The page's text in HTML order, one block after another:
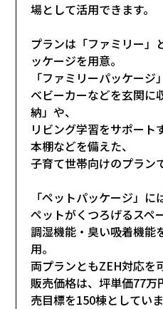
場として活用できます。
プランは「ファミリー」
ッケージを用意。
「ファミリーパッケージ
ベビーカーなどを玄関に
納」や、
リビング学習をサポート
本棚などを備えた、
子育て世帯向けのプラン
「ペットパッケージ」に
ペットがくつろげるスペ
調湿機能・臭い吸着機能
用。
両プランともZEH対応を
販売価格は、坪単価77万
売目標を150棟としていま